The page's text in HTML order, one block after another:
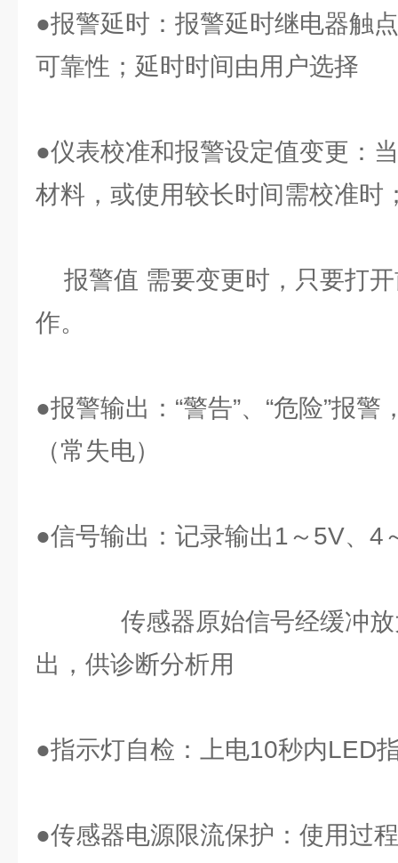
●报警延时：报警延时继电器触
可靠性；延时时间由用户选择
●仪表校准和报警设定值变更：
材料，或使用较长时间需校准时
报警值 需要变更时，只要打
作。
●报警输出：“警告”、“危险”报
（常失电）
●信号输出：记录输出1～5V、4
传感器原始信号经缓冲放
出，供诊断分析用
●指示灯自检：上电10秒内LED
●传感器电源限流保护：使用过